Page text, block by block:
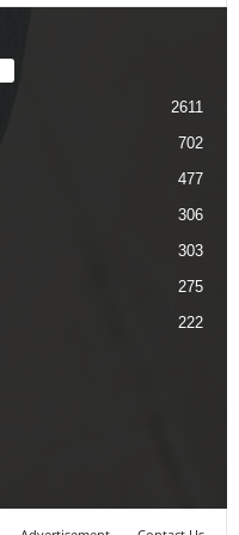
2611
702
477
306
303
275
222